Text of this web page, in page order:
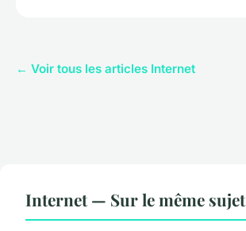
← Voir tous les articles Internet
Internet — Sur le même sujet